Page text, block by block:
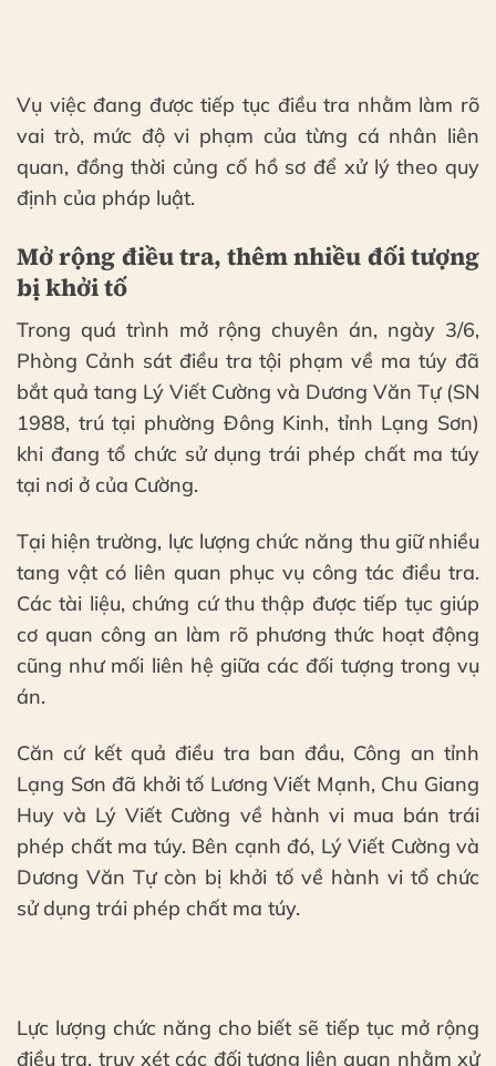
Vụ việc đang được tiếp tục điều tra nhằm làm rõ
vai trò, mức độ vi phạm của từng cá nhân liên
quan, đồng thời củng cố hồ sơ để xử lý theo quy
định của pháp luật.
Mở rộng điều tra, thêm nhiều đối tượng
bị khởi tố
Trong quá trình mở rộng chuyên án, ngày 3/6,
Phòng Cảnh sát điều tra tội phạm về ma túy đã
bắt quả tang Lý Viết Cường và Dương Văn Tự (SN
1988, trú tại phường Đông Kinh, tỉnh Lạng Sơn)
khi đang tổ chức sử dụng trái phép chất ma túy
tại nơi ở của Cường.
Tại hiện trường, lực lượng chức năng thu giữ nhiều
tang vật có liên quan phục vụ công tác điều tra.
Các tài liệu, chứng cứ thu thập được tiếp tục giúp
cơ quan công an làm rõ phương thức hoạt động
cũng như mối liên hệ giữa các đối tượng trong vụ
án.
Căn cứ kết quả điều tra ban đầu, Công an tỉnh
Lạng Sơn đã khởi tố Lương Viết Mạnh, Chu Giang
Huy và Lý Viết Cường về hành vi mua bán trái
phép chất ma túy. Bên cạnh đó, Lý Viết Cường và
Dương Văn Tự còn bị khởi tố về hành vi tổ chức
sử dụng trái phép chất ma túy.
Lực lượng chức năng cho biết sẽ tiếp tục mở rộng
điều tra, truy xét các đối tượng liên quan nhằm xử